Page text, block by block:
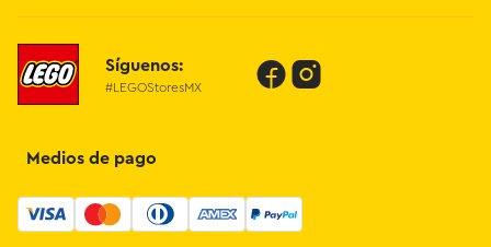
Preguntas Frecuentes
Métodos de Pago
Devoluciones de Compras en Línea
Síguenos:
#LEGOStoresMX
Medios de pago